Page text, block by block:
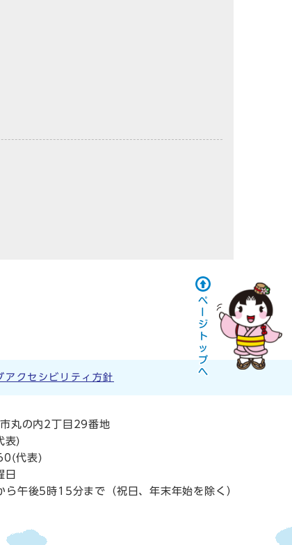
アクセシビリティ方針
丸の内2丁目29番地
表)
代表)
日
午後5時15分まで（祝日、年末年始を除く）